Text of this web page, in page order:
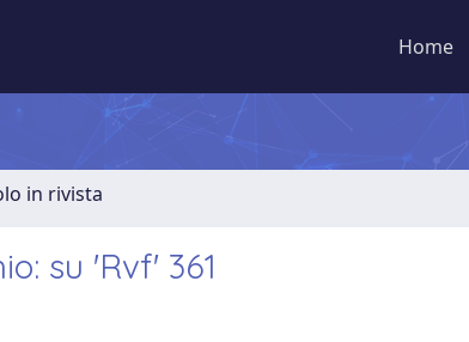
Home
in rivista
su 'Rvf' 361